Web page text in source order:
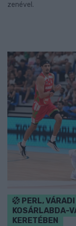
zenével.
PERL,
KOSÁRLABDA-
KERETÉBEN